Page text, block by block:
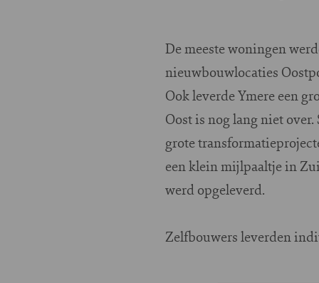
De meeste woningen
nieuwbouwlocaties
Ook leverde Ymere een
Oost is nog lang niet
grote
een klein mijlpaaltje in
werd opgeleverd.
Zelfbouwers leverden